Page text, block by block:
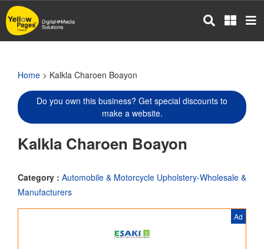
Skip
to
main
Home > Kalkla Charoen Boayon
Do you own this business? Get special discounts to
make a website.
Kalkla Charoen Boayon
Category : Automobile & Motorcycle Upholstery-Wholesale &
Manufacturers
Ad